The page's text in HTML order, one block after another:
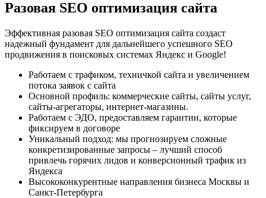
Разовая SEO оптимизация сайта
Эффективная разовая SEO оптимизация сайта создаст
надежный фундамент для дальнейшего успешного SEO
продвижения в поисковых системах Яндекс и Google!
Работаем с трафиком, техничкой сайта и увеличением
потока заявок с сайта
Основной профиль: коммерческие сайты, сайты услуг,
сайты-агрегаторы, интернет-магазины.
Работаем с ЭДО, предоставляем гарантии, которые
фиксируем в договоре
Уникальный подход: мы прогнозируем сложные
конкретизированные запросы – лучший способ
привлечь горячих лидов и конверсионный трафик из
Яндекса
Высококонкурентные направления бизнеса Москвы и
Санкт-Петербурга